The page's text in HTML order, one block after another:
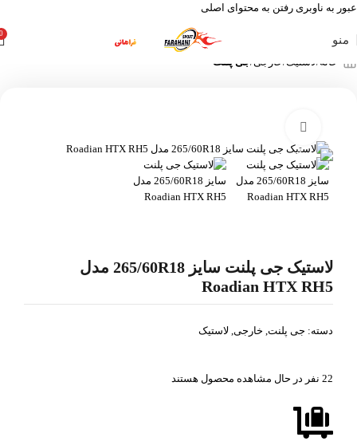
عبور به ناوبری رفتن به محتوای اصلی
منو
خانه لاستیک خارجی جی پلنت
لاستیک جی پلنت سایز 265/60R18 مدل
Roadian HTX RH5
دسته: جی پلنت, خارجی, لاستیک
22 نفر در حال مشاهده محصول هستند